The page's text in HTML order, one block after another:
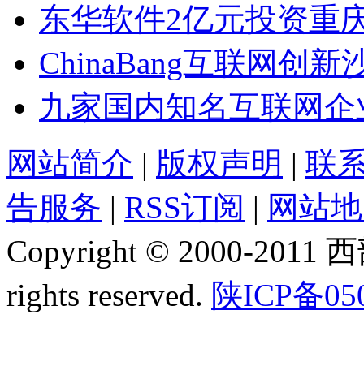
东华软件2亿元投资重
ChinaBang互联网创新
九家国内知名互联网
网站简介 | 版权声明 | 联
告服务 | RSS订阅 | 网站
Copyright © 2000-2011
rights reserved. 陕ICP备